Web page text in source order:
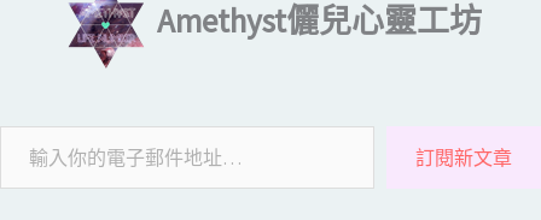
Amethyst儷兒心靈工坊
訂閱新文章